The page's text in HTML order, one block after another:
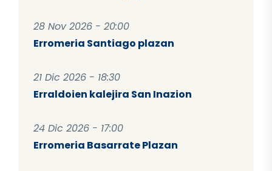
28 Nov 2026 - 20:00
Erromeria Santiago plazan
21 Dic 2026 - 18:30
Erraldoien kalejira San Inazion
24 Dic 2026 - 17:00
Erromeria Basarrate Plazan